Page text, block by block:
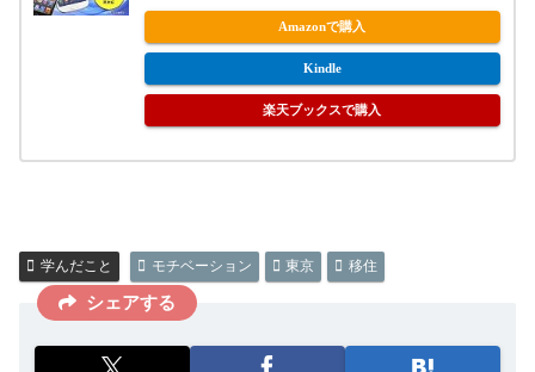
Amazonで購入
Kindle
楽天ブックスで購入
学んだこと モチベーション 東京 移住
シェアする